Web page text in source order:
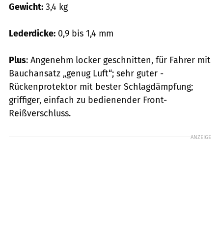
Gewicht: 3,4 kg
Lederdicke: 0,9 bis 1,4 mm
Plus: Angenehm locker geschnitten, für Fahrer mit
Bauchansatz „genug Luft“; sehr guter ­
Rückenprotektor mit bester Schlagdämpfung;
griffiger, einfach zu bedienender Front-
Reißverschluss.
ANZEIGE